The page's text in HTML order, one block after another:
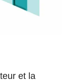
et la